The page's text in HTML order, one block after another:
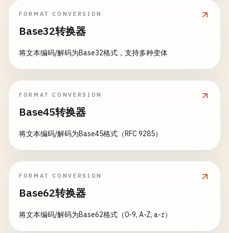
FORMAT CONVERSION
Base32转换器
将文本编码/解码为Base32格式，支持多种变体
FORMAT CONVERSION
Base45转换器
将文本编码/解码为Base45格式（RFC 9285）
FORMAT CONVERSION
Base62转换器
将文本编码/解码为Base62格式（0-9, A-Z, a-z）